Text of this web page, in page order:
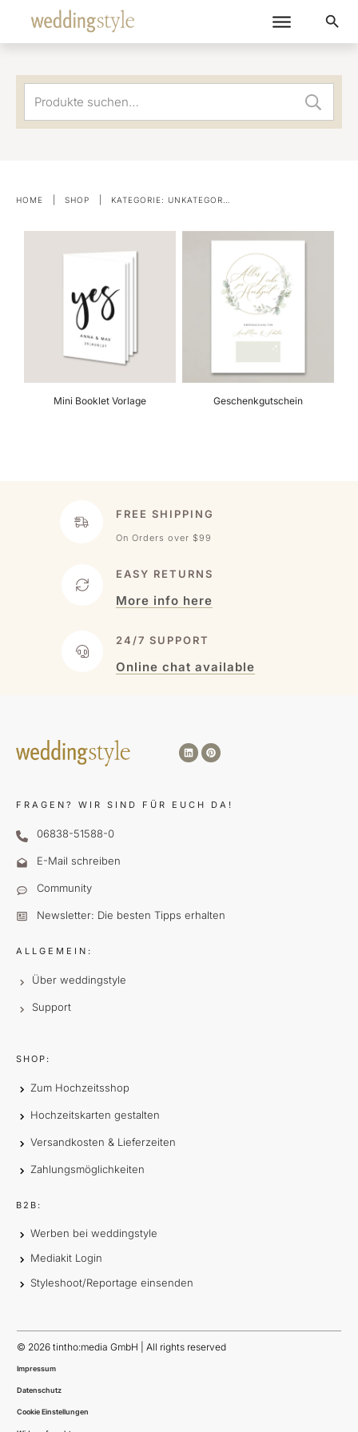
nach:
HOME SHOP
Mini Booklet Vorlage Geschenkgutschein
FREE SHIPPING
On Orders over $99
EASY RETURNS
More info here
24/7 SUPPORT
Online chat available
FRAGEN? WIR SIND FÜR EUCH DA!
06838-51588-0
E-Mail schreiben
Community
Newsletter: Die besten Tipps erhalten
ALLGEMEIN:
Über weddingstyle
Support
SHOP:
Zum Hochzeitsshop
Hochzeitskarten gestalten
Versandkosten & Lieferzeiten
Zahlungsmöglichkeiten
B2B:
Werben bei weddingstyle
Mediakit Login
Styleshoot/Reportage einsenden
© 2026 tintho:media GmbH | All rights reserved
Impressum
Datenschutz
Cookie Einstellungen